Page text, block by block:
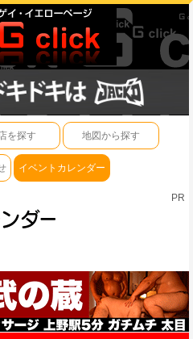
を探す 地図から探す
イベントカレンダー
PR